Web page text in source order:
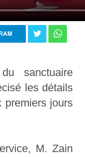
sanctuaire
les détails
premiers jours
M. Zain